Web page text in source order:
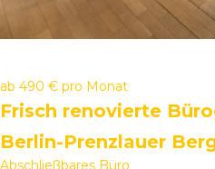
ab 490 € pro Monat
Frisch renovierte
Berlin-Prenzlauer
Abschließbares Büro